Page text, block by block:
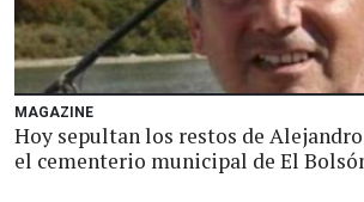
MAGAZINE
Hoy sepultan los restos de Alejandro
el cementerio municipal de El